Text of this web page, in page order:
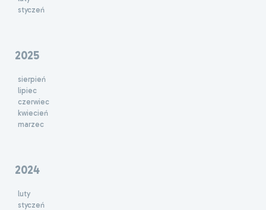
styczeń
2025
sierpień
lipiec
czerwiec
kwiecień
marzec
2024
luty
styczeń